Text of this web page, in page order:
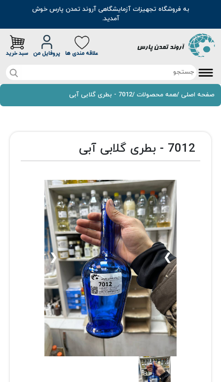
به فروشگاه تجهیزات آزمایشگاهی آروند تمدن پارس خوش
آمدید.
علاقه مندی ها پروفایل من سبد خرید
صفحه اصلی
موادشیمیایی
رنگ
اسانس
روغن و عصاره
ظروف
ماسک و ضدعفونی کننده
شیشه آلات آزمایشگاهی و تجهیزات
تجهیزات آزمایشگاهی پلاستیکی
دستگاه های دیجیتال
محصولات آرایشی و بهداشتی
مطالب
سوالات متداول
درباره ما
ارتباط با ما
صفحه اصلی /همه محصولات /7012 - بطری گلابی آبی
7012 - بطری گلابی آبی
❮ ❯